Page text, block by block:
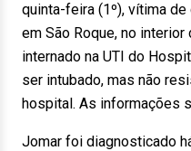
quinta-feira (1º), vítima
em São Roque, no
internado na UTI do
ser intubado, mas não
hospital. As informações
Jomar foi diagnosticado